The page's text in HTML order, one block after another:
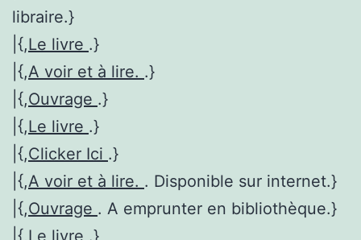
libraire.}
|{,Le livre .}
|{,A voir et à lire. .}
|{,Ouvrage .}
|{,Le livre .}
|{,Clicker Ici .}
|{,A voir et à lire. . Disponible sur internet.}
|{,Ouvrage . A emprunter en bibliothèque.}
|{,Le livre .}